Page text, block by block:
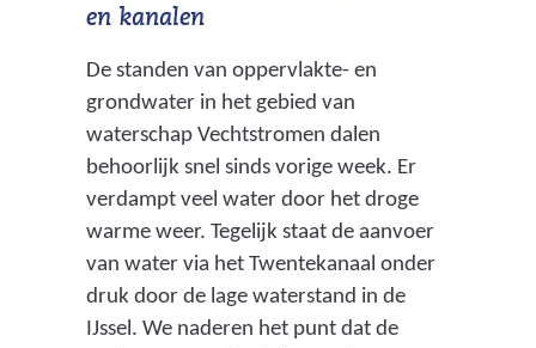
en kanalen
De standen van oppervlakte- en
grondwater in het gebied van
waterschap Vechtstromen dalen
behoorlijk snel sinds vorige week. Er
verdampt veel water door het droge
warme weer. Tegelijk staat de aanvoer
van water via het Twentekanaal onder
druk door de lage waterstand in de
IJssel. We naderen het punt dat de